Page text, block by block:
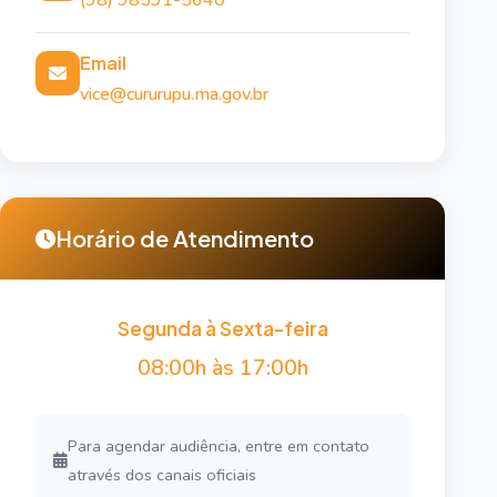
Email
vice@cururupu.ma.gov.br
Horário de Atendimento
Segunda à Sexta-feira
08:00h às 17:00h
Para agendar audiência, entre em contato
através dos canais oficiais